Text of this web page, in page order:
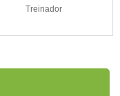
Treinador